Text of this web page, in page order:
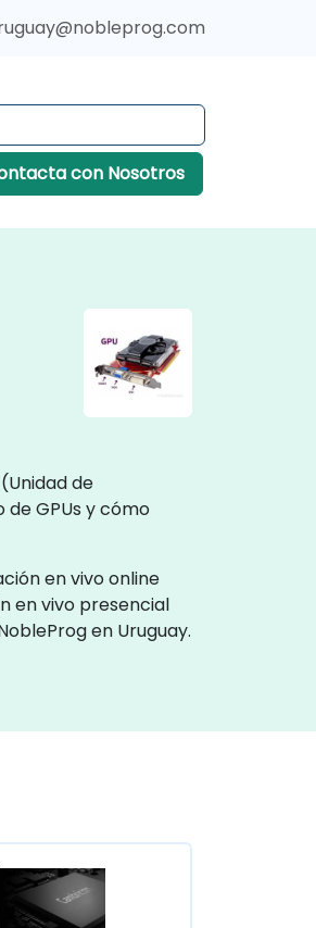
con Nosotros
de
GPUs y cómo
en vivo online
en vivo presencial
en Uruguay.